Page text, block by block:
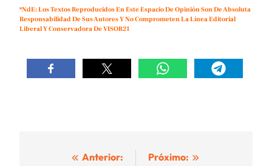
*NdE: Los Textos Reproducidos En Este Espacio De Opinión Son De Absoluta
Responsabilidad De Sus Autores Y No Comprometen La Línea Editorial
Liberal Y Conservadora De VISOR21
Navegación
Anterior:
Próximo: